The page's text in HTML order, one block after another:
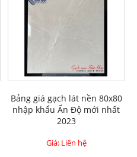
Bảng giá gạch lát nền 80x80
nhập khẩu Ấn Độ mới nhất
2023
Giá: Liên hệ